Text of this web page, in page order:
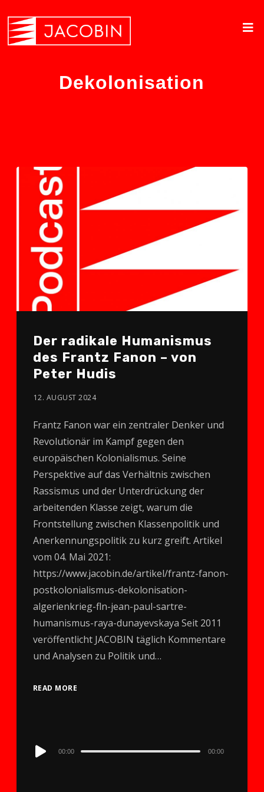
Dekolonisation
Der radikale Humanismus
des Frantz Fanon – von
Peter Hudis
12. AUGUST 2024
Frantz Fanon war ein zentraler Denker und
Revolutionär im Kampf gegen den
europäischen Kolonialismus. Seine
Perspektive auf das Verhältnis zwischen
Rassismus und der Unterdrückung der
arbeitenden Klasse zeigt, warum die
Frontstellung zwischen Klassenpolitik und
Anerkennungspolitik zu kurz greift. Artikel
vom 04. Mai 2021:
https://www.jacobin.de/artikel/frantz-fanon-
postkolonialismus-dekolonisation-
algerienkrieg-fln-jean-paul-sartre-
humanismus-raya-dunayevskaya Seit 2011
veröffentlicht JACOBIN täglich Kommentare
und Analysen zu Politik und…
READ MORE
Audio
00:00 00:00